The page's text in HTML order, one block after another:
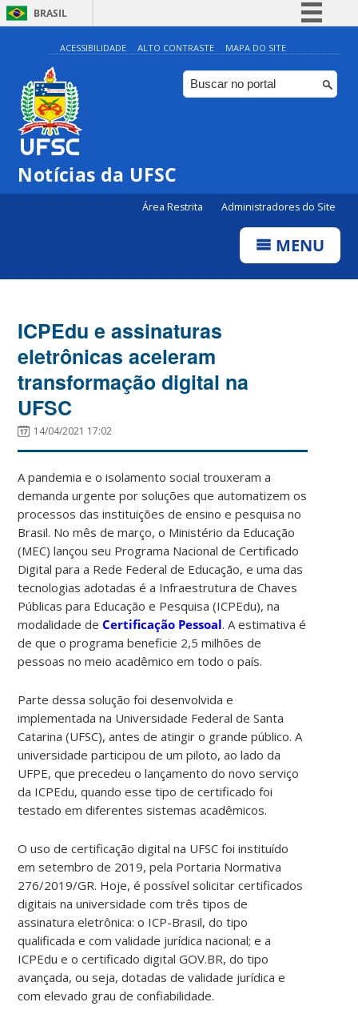
BRASIL
Simplifique!
Comunica BR
Participe
ACESSIBILIDADE ALTO CONTRASTE MAPA DO SITE
Notícias da UFSC
Área Restrita Administradores do Site
MENU
ICPEdu e assinaturas
eletrônicas aceleram
transformação digital na
UFSC
14/04/2021 17:02
A pandemia e o isolamento social trouxeram a
demanda urgente por soluções que automatizem os
processos das instituições de ensino e pesquisa no
Brasil. No mês de março, o Ministério da Educação
(MEC) lançou seu Programa Nacional de Certificado
Digital para a Rede Federal de Educação, e uma das
tecnologias adotadas é a Infraestrutura de Chaves
Públicas para Educação e Pesquisa (ICPEdu), na
modalidade deCertificação Pessoal. A estimativa é
de que o programa beneficie 2,5 milhões de
pessoas no meio acadêmico em todo o país.
Parte dessa solução foi desenvolvida e
implementada na Universidade Federal de Santa
Catarina (UFSC), antes de atingir o grande público. A
universidade participou de um piloto, ao lado da
UFPE, que precedeu o lançamento do novo serviço
da ICPEdu, quando esse tipo de certificado foi
testado em diferentes sistemas acadêmicos.
O uso de certificação digital na UFSC foi instituído
em setembro de 2019, pela Portaria Normativa
276/2019/GR. Hoje, é possível solicitar certificados
digitais na universidade com três tipos de
assinatura eletrônica: o ICP-Brasil, do tipo
qualificada e com validade jurídica nacional; e a
ICPEdu e o certificado digital GOV.BR, do tipo
avançada, ou seja, dotadas de validade jurídica e
com elevado grau de confiabilidade.